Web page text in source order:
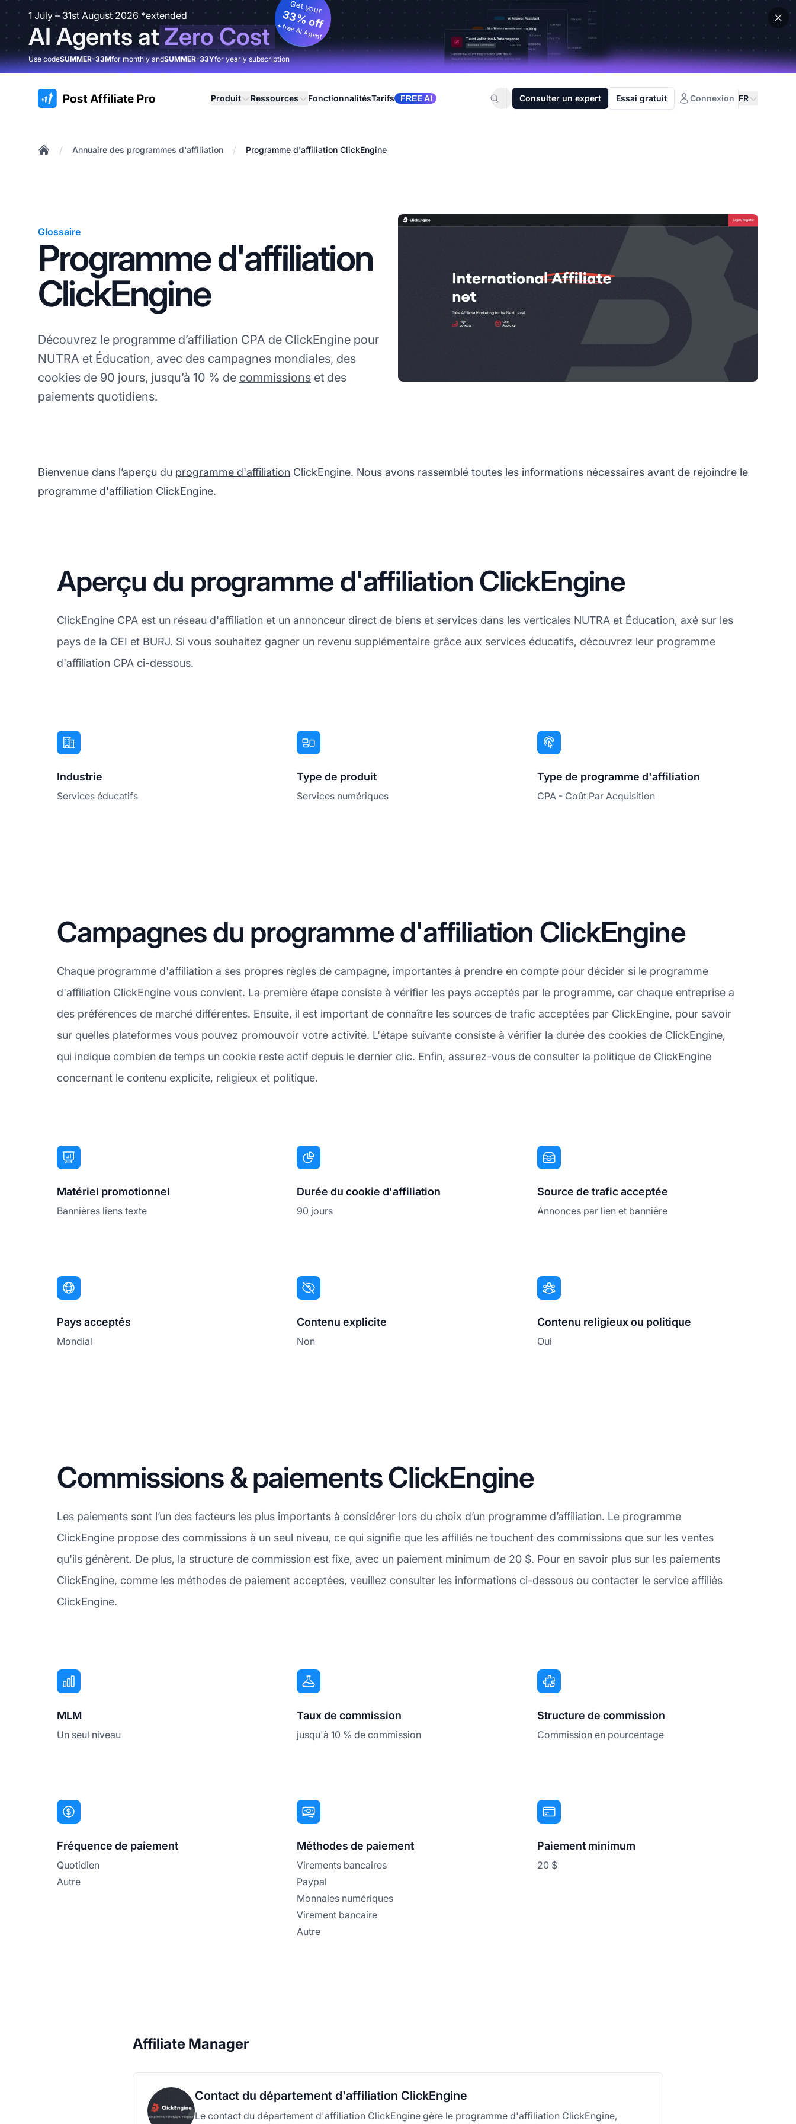
1 July – 31st August 2026 *extended
AI Agents atZero Cost
Get your
33% off
+ free AI Agent
Use codeSUMMER-33Mfor monthly andSUMMER-33Yfor yearly subscription
:site.title Produit Ressources FonctionnalitésTarifs FREE AI Consulter un expert Essai gratuit Connexion FR
/ Annuaire des programmes d'affiliation / Programme d'affiliation ClickEngine
Glossaire
Programme d'affiliation
ClickEngine
Découvrez le programme d’affiliation CPA de ClickEngine pour
NUTRA et Éducation, avec des campagnes mondiales, des
cookies de 90 jours, jusqu’à 10 % de commissions et des
paiements quotidiens.
Bienvenue dans l’aperçu du programme d'affiliation ClickEngine. Nous avons rassemblé toutes les informations nécessaires avant de rejoindre le
programme d'affiliation ClickEngine.
Aperçu du programme d'affiliation ClickEngine
ClickEngine CPA est un réseau d'affiliation et un annonceur direct de biens et services dans les verticales NUTRA et Éducation, axé sur les
pays de la CEI et BURJ. Si vous souhaitez gagner un revenu supplémentaire grâce aux services éducatifs, découvrez leur programme
d'affiliation CPA ci-dessous.
Industrie
Services éducatifs
Type de produit
Services numériques
Type de programme d'affiliation
CPA - Coût Par Acquisition
Campagnes du programme d'affiliation ClickEngine
Chaque programme d'affiliation a ses propres règles de campagne, importantes à prendre en compte pour décider si le programme
d'affiliation ClickEngine vous convient. La première étape consiste à vérifier les pays acceptés par le programme, car chaque entreprise a
des préférences de marché différentes. Ensuite, il est important de connaître les sources de trafic acceptées par ClickEngine, pour savoir
sur quelles plateformes vous pouvez promouvoir votre activité. L'étape suivante consiste à vérifier la durée des cookies de ClickEngine,
qui indique combien de temps un cookie reste actif depuis le dernier clic. Enfin, assurez-vous de consulter la politique de ClickEngine
concernant le contenu explicite, religieux et politique.
Matériel promotionnel
Bannières liens texte
Durée du cookie d'affiliation
90 jours
Source de trafic acceptée
Annonces par lien et bannière
Pays acceptés
Mondial
Contenu explicite
Non
Contenu religieux ou politique
Oui
Commissions & paiements ClickEngine
Les paiements sont l’un des facteurs les plus importants à considérer lors du choix d’un programme d’affiliation. Le programme
ClickEngine propose des commissions à un seul niveau, ce qui signifie que les affiliés ne touchent des commissions que sur les ventes
qu'ils génèrent. De plus, la structure de commission est fixe, avec un paiement minimum de 20 $. Pour en savoir plus sur les paiements
ClickEngine, comme les méthodes de paiement acceptées, veuillez consulter les informations ci-dessous ou contacter le service affiliés
ClickEngine.
MLM
Un seul niveau
Taux de commission
jusqu'à 10 % de commission
Structure de commission
Commission en pourcentage
Fréquence de paiement
Quotidien
Autre
Méthodes de paiement
Virements bancaires
Paypal
Monnaies numériques
Virement bancaire
Autre
Paiement minimum
20 $
Affiliate Manager
Contact du département d'affiliation ClickEngine
Le contact du département d'affiliation ClickEngine gère le programme d'affiliation ClickEngine,